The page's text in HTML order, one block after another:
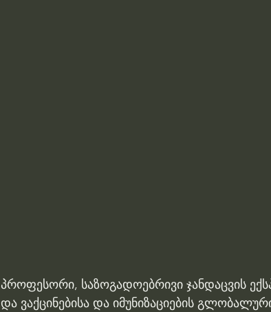
პროფესორი, საზოგადოებრივი ჯანდაცვის
და ვაქცინებისა და იმუნიზაციების